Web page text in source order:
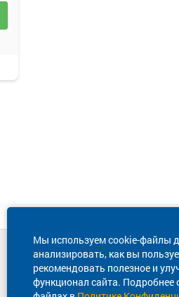
Мы используем cookie-файлы
анализировать, как вы
рекомендовать полезное и
функционал сайта. Подробнее
Техническая
8 800 600-